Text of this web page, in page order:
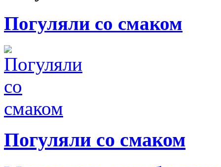
Погуляли со смаком
Погуляли со смаком